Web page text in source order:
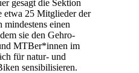
gesagt die Sektion
etwa 25 Mitglieder der
einen
sie den Gehro-
MTBer*innen im
für natur- und
sensibilisieren.